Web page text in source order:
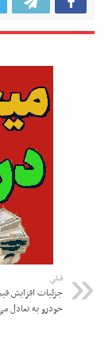
قبلی
جزئیات افزایش
خودرو به تعادل